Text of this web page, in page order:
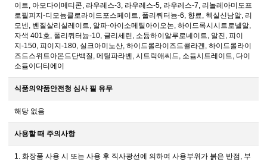
이트, 아모다이메티콘, 라우레스-3, 라우레스-5, 라우레스-7, 리놀레아미도프
로필피지-디모늄클로라이드포스페이트, 폴리쿼터늄-6, 향료, 헥실신남알, 리
모넨, 벤질살리실레이트, 알파-아이소메틸아이오논, 하이드록시시트로넬알,
자색 401호, 폴리쿼터늄-10, 글리세린, 소듐하이알루로네이트, 알진, 피이
지-150, 피이지-180, 실크아미노산, 하이드롤라이즈드콜라겐, 하이드롤라이
즈드스위트아몬드단백질, 메틸파라벤, 시트릭애씨드, 소듐시트레이트, 다이
소듐이디티에이
식품의약품안전청 심사 필 유무
해당 없음
사용할 때 주의사항
1. 화장품 사용 시 또는 사용 후 직사광선에 의하여 사용부위가 붉은 반점, 부